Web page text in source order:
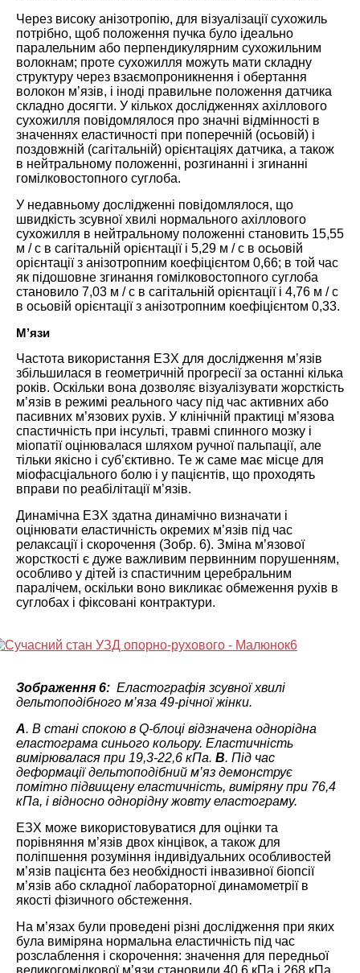
Через високу анізотропію, для візуалізації сухожиль
потрібно, щоб положення пучка було ідеально
паралельним або перпендикулярним сухожильним
волокнам; проте сухожилля можуть мати складну
структуру через взаємопроникнення і обертання
волокон м’язів, і іноді правильне положення датчика
складно досягти. У кількох дослідженнях ахіллового
сухожилля повідомлялося про значні відмінності в
значеннях еластичності при поперечній (осьовій) і
поздовжній (сагітальній) орієнтаціях датчика, а також
в нейтральному положенні, розгинанні і згинанні
гомілковостопного суглоба.
У недавньому дослідженні повідомлялося, що
швидкість зсувної хвилі нормального ахіллового
сухожилля в нейтральному положенні становить 15,55
м / с в сагітальній орієнтації і 5,29 м / с в осьовій
орієнтації з анізотропним коефіцієнтом 0,66; в той час
як підошовне згинання гомілковостопного суглоба
становило 7,03 м / с в сагітальній орієнтації і 4,76 м / с
в осьовій орієнтації з анізотропним коефіцієнтом 0,33.
М’язи
Частота використання ЕЗХ для дослідження м’язів
збільшилася в геометричній прогресії за останні кілька
років. Оскільки вона дозволяє візуалізувати жорсткість
м’язів в режимі реального часу під час активних або
пасивних м’язових рухів. У клінічній практиці м’язова
спастичність при інсульті, травмі спинного мозку і
міопатії оцінювалася шляхом ручної пальпації, але
тільки якісно і суб’єктивно. Те ж саме має місце для
міофасціального болю і у пацієнтів, що проходять
вправи по реабілітації м’язів.
Динамічна ЕЗХ здатна динамічно визначати і
оцінювати еластичність окремих м’язів під час
релаксації і скорочення (Зобр. 6). Зміна м’язової
жорсткості є дуже важливим первинним порушенням,
особливо у дітей із спастичним церебральним
паралічем, оскільки воно викликає обмеження рухів в
суглобах і фіксовані контрактури.
Зображення 6: Еластографія зсувної хвилі
дельтоподібного м’яза 49-річної жінки.
А. В стані спокою в Q-блоці відзначена однорідна
еластограма синього кольору. Еластичність
вимірювалася при 19,3-22,6 кПа. B. Під час
деформації дельтоподібний м’яз демонструє
помітно підвищену еластичність, виміряну при 76,4
кПа, і відносно однорідну жовту еластограму.
ЕЗХ може використовуватися для оцінки та
порівняння м’язів двох кінцівок, а також для
поліпшення розуміння індивідуальних особливостей
м’язів пацієнта без необхідності інвазивної біопсії
м’язів або складної лабораторної динамометрії в
якості фізичного обстеження.
На м’язах були проведені різні дослідження при яких
була виміряна нормальна еластичність під час
розслаблення і скорочення: значення для передньої
великогомілкової м’язи становили 40,6 кПа і 268 кПа,